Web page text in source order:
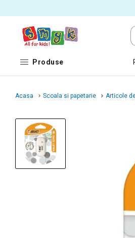
Produse
Acasa Scoala si papetarie Articole